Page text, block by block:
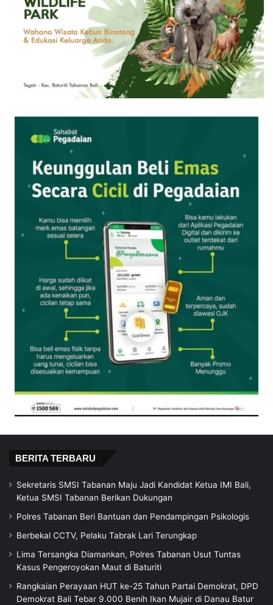
BERITA TERBARU
Sekretaris SMSI Tabanan Maju Jadi Kandidat Ketua IMI Bali,
Ketua SMSI Tabanan Berikan Dukungan
Polres Tabanan Beri Bantuan dan Pendampingan Psikologis
Berbekal CCTV, Pelaku Tabrak Lari Terungkap
Lima Tersangka Diamankan, Polres Tabanan Usut Tuntas
Kasus Pengeroyokan Maut di Baturiti
Rangkaian Perayaan HUT ke-25 Tahun Partai Demokrat, DPD
Demokrat Bali Tebar 9.000 Benih Ikan Mujair di Danau Batur